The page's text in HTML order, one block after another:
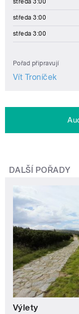
středa 3:00
středa 3:00
středa 3:00
Pořad připravují
Vít Troníček
DALŠÍ POŘADY
Výlety